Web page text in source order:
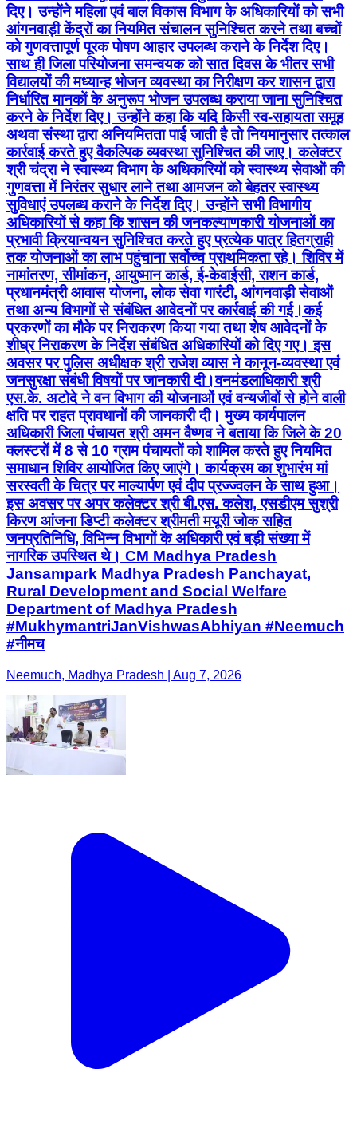
दिए। उन्होंने महिला एवं बाल विकास विभाग के अधिकारियों को सभी
आंगनवाड़ी केंद्रों का नियमित संचालन सुनिश्चित करने तथा बच्चों
को गुणवत्तापूर्ण पूरक पोषण आहार उपलब्ध कराने के निर्देश दिए।
साथ ही जिला परियोजना समन्वयक को सात दिवस के भीतर सभी
विद्यालयों की मध्यान्ह भोजन व्यवस्था का निरीक्षण कर शासन द्वारा
निर्धारित मानकों के अनुरूप भोजन उपलब्ध कराया जाना सुनिश्चित
करने के निर्देश दिए। उन्होंने कहा कि यदि किसी स्व-सहायता समूह
अथवा संस्था द्वारा अनियमितता पाई जाती है तो नियमानुसार तत्काल
कार्रवाई करते हुए वैकल्पिक व्यवस्था सुनिश्चित की जाए। कलेक्टर
श्री चंद्रा ने स्वास्थ्य विभाग के अधिकारियों को स्वास्थ्य सेवाओं की
गुणवत्ता में निरंतर सुधार लाने तथा आमजन को बेहतर स्वास्थ्य
सुविधाएं उपलब्ध कराने के निर्देश दिए। उन्होंने सभी विभागीय
अधिकारियों से कहा कि शासन की जनकल्याणकारी योजनाओं का
प्रभावी क्रियान्वयन सुनिश्चित करते हुए प्रत्येक पात्र हितग्राही
तक योजनाओं का लाभ पहुंचाना सर्वोच्च प्राथमिकता रहे। शिविर में
नामांतरण, सीमांकन, आयुष्मान कार्ड, ई-केवाईसी, राशन कार्ड,
प्रधानमंत्री आवास योजना, लोक सेवा गारंटी, आंगनवाड़ी सेवाओं
तथा अन्य विभागों से संबंधित आवेदनों पर कार्रवाई की गई।कई
प्रकरणों का मौके पर निराकरण किया गया तथा शेष आवेदनों के
शीघ्र निराकरण के निर्देश संबंधित अधिकारियों को दिए गए। इस
अवसर पर पुलिस अधीक्षक श्री राजेश व्यास ने कानून-व्यवस्था एवं
जनसुरक्षा संबंधी विषयों पर जानकारी दी।वनमंडलाधिकारी श्री
एस.के. अटोदे ने वन विभाग की योजनाओं एवं वन्यजीवों से होने वाली
क्षति पर राहत प्रावधानों की जानकारी दी। मुख्य कार्यपालन
अधिकारी जिला पंचायत श्री अमन वैष्णव ने बताया कि जिले के 20
क्लस्टरों में 8 से 10 ग्राम पंचायतों को शामिल करते हुए नियमित
समाधान शिविर आयोजित किए जाएंगे। कार्यक्रम का शुभारंभ मां
सरस्वती के चित्र पर माल्यार्पण एवं दीप प्रज्ज्वलन के साथ हुआ।
इस अवसर पर अपर कलेक्टर श्री बी.एस. कलेश, एसडीएम सुश्री
किरण आंजना डिप्टी कलेक्टर श्रीमती मयूरी जोक सहित
जनप्रतिनिधि, विभिन्न विभागों के अधिकारी एवं बड़ी संख्या में
नागरिक उपस्थित थे। CM Madhya Pradesh
Jansampark Madhya Pradesh Panchayat,
Rural Development and Social Welfare
Department of Madhya Pradesh
#MukhymantriJanVishwasAbhiyan #Neemuch
#नीमच
Neemuch, Madhya Pradesh | Aug 7, 2026